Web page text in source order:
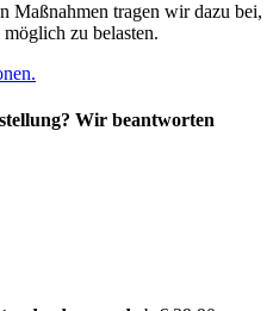
Maßnahmen tragen wir dazu bei,
zu belasten.
Wir beantworten